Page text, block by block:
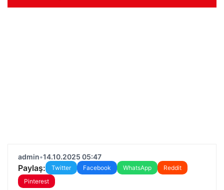
admin•14.10.2025 05:47
Paylaş: Twitter Facebook WhatsApp
Reddit
Pinterest